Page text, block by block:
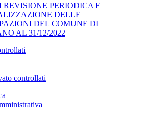
REVISIONE PERIODICA E
DELLE
DEL COMUNE DI
AL 31/12/2022
controllati